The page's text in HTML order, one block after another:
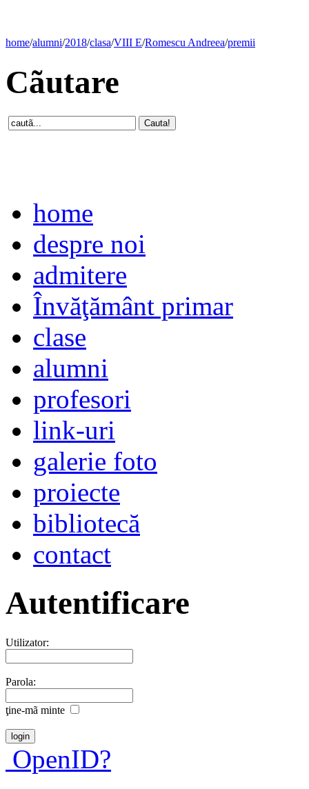
home/alumni/2018/clasa/VIII E/Romescu Andreea/premii
Cãutare
home
despre noi
admitere
Învăţământ primar
clase
alumni
profesori
link-uri
galerie foto
proiecte
bibliotecă
contact
Autentificare
Utilizator:
Parola:
ţine-mã minte
OpenID?